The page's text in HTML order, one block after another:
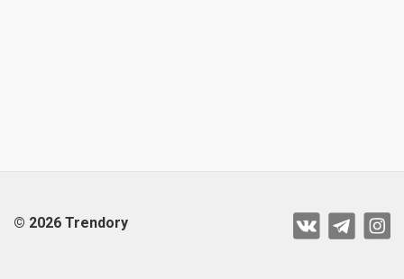
© 2026 Trendory